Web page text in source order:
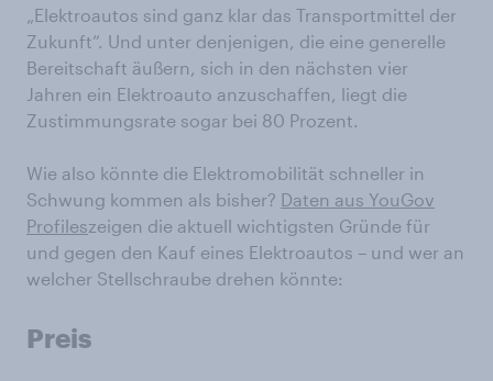
„Elektroautos sind ganz klar das Transportmittel der
Zukunft“. Und unter denjenigen, die eine generelle
Bereitschaft äußern, sich in den nächsten vier
Jahren ein Elektroauto anzuschaffen, liegt die
Zustimmungsrate sogar bei 80 Prozent.
Wie also könnte die Elektromobilität schneller in
Schwung kommen als bisher? Daten aus YouGov
Profileszeigen die aktuell wichtigsten Gründe für
und gegen den Kauf eines Elektroautos – und wer an
welcher Stellschraube drehen könnte:
Preis